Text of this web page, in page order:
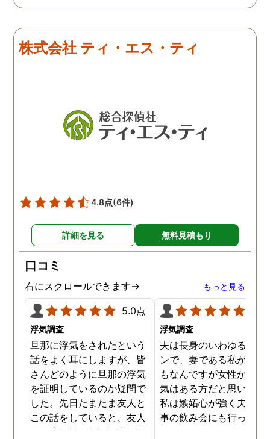
たので、離婚しようという
るので、浮気を疑って心配
株式会社 ティ・エス・ティ
4.8点(6件)
詳細を見る 無料見積もり
口コミ
右にスクロールできます→ もっと見る
5.0点
浮気調査
旦那に浮気をされたという
話をよく耳にしますが、皆
さんどのように旦那の浮気
を証明しているのか疑問で
した。先日たまたま友人と
この話をしていると、友人
は一度探偵に浮気調査を依
浮気調査
夫は長身のいわゆるイケ
ンで、妻である私が言う
もなんですが女性からの
気はある方だと思います
私は嫉妬心が強く夫には
事の飲み会にも行ってほ